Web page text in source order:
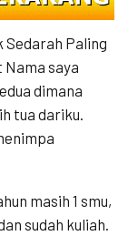
Sedarah Paling
Nama saya
dimana
tua dariku.
masih 1 smu,
sudah kuliah.